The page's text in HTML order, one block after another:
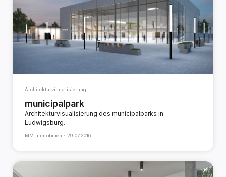
Architekturvisualisierung
municipalpark
Architekturvisualisierung des municipalparks in
Ludwigsburg.
MM Immobilien · 29.07.2016